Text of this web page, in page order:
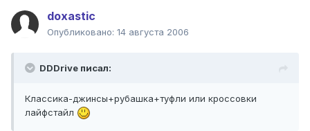
doxastic
Опубликовано: 14 августа 2006
DDDrive писал:
Классика-джинсы+рубашка+туфли или кроссовки
лайфстайл